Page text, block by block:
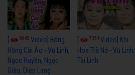
9060 Video] Bông
Hồng Cài Áo - Vũ Linh,
Ngọc Huyền, Ngọc
Giàu, Diệp Lang
7354Video] Khi
Hoa Trà Nở - Vũ Linh,
Tài Linh